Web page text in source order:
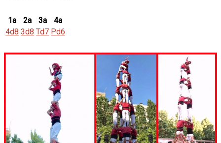
1a 2a 3a
4a
4d8 3d8 Td7 Pd6